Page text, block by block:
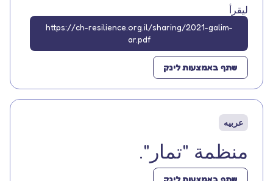
ليقرأ
https://ch-resilience.org.il/sharing/2021-galim-
ar.pdf
שתף באמצעות לינק
عربيه
منظمة "تمار".
שתף באמצעות לינק